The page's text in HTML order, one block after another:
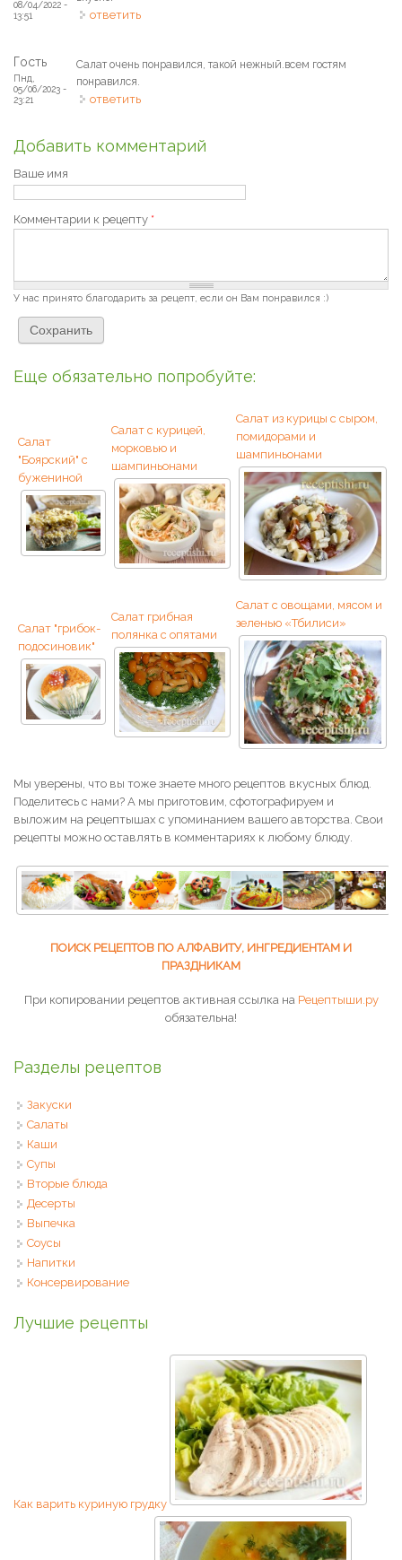
08/04/2022 -
13:51
ответить
Гость
Пнд,
05/06/2023 -
23:21
Салат очень понравился, такой нежный.всем гостям
понравился.
ответить
Добавить комментарий
Ваше имя
Комментарии к рецепту *
У нас принято благодарить за рецепт, если он Вам понравился :)
Еще обязательно попробуйте:
Салат
"Боярский" с
бужениной
Салат с курицей,
морковью и
шампиньонами
Салат из курицы с сыром,
помидорами и
шампиньонами
Салат "грибок-
подосиновик"
Салат грибная
полянка с опятами
Салат с овощами, мясом и
зеленью «Тбилиси»
Мы уверены, что вы тоже знаете много рецептов вкусных блюд.
Поделитесь с нами? А мы приготовим, сфотографируем и
выложим на рецептышах с упоминанием вашего авторства. Свои
рецепты можно оставлять в комментариях к любому блюду.
ПОИСК РЕЦЕПТОВ ПО АЛФАВИТУ, ИНГРЕДИЕНТАМ И
ПРАЗДНИКАМ
При копировании рецептов активная ссылка на Рецептыши.ру
обязательна!
Разделы рецептов
Закуски
Салаты
Каши
Супы
Вторые блюда
Десерты
Выпечка
Соусы
Напитки
Консервирование
Лучшие рецепты
Как варить куриную грудку